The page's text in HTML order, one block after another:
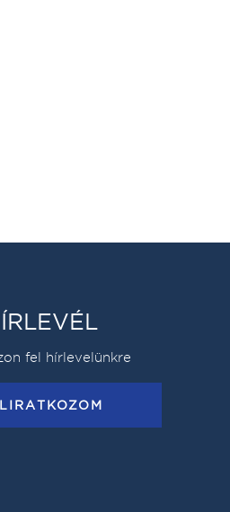
fel hírlevelünkre